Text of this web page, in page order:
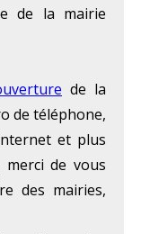
de la mairie
de la
de téléphone,
et plus
de vous
des mairies,